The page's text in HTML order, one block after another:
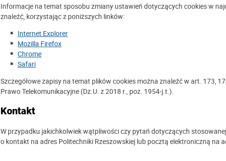
Informacje na temat sposobu zmiany ustawień dotyczących cookies w
znaleźć, korzystając z poniższych linków:
Internet Explorer
Mozilla Firefox
Chrome
Safari
Szczegółowe zapisy na temat plików cookies można znaleźć w art. 173,
Prawo Telekomunikacyjne (Dz.U. z 2018 r., poz. 1954-j.t.).
Kontakt
W przypadku jakichkolwiek wątpliwości czy pytań dotyczących
o kontakt na adres Politechniki Rzeszowskiej lub pocztą elektroniczną na